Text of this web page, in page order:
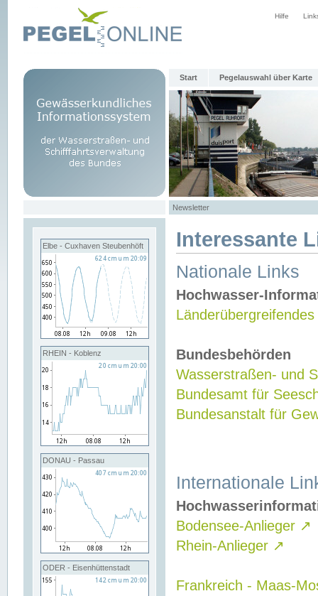
Hilfe
Start Pegelauswahl über Karte
Newsletter
Elbe - Cuxhaven Steubenhöft
RHEIN - Koblenz
DONAU - Passau
ODER - Eisenhüttenstadt
Interessante
Nationale Links
Hochwasser-
Bundesbehörden
Wasserstraßen- und
Bundesamt für
Bundesanstalt für
Internationale
Bodensee-Anlieger ↗
Rhein-Anlieger ↗
Frankreich - Maas-